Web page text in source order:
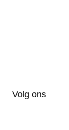
Volg ons